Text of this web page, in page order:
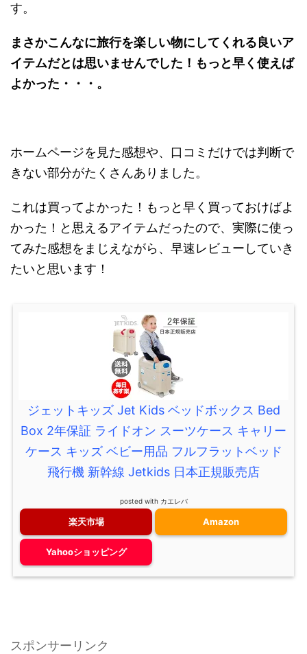
す。
まさかこんなに旅行を楽しい物にしてくれる良いア
イテムだとは思いませんでした！もっと早く使えば
よかった・・・。
ホームページを見た感想や、口コミだけでは判断で
きない部分がたくさんありました。
これは買ってよかった！もっと早く買っておけばよ
かった！と思えるアイテムだったので、実際に使っ
てみた感想をまじえながら、早速レビューしていき
たいと思います！
ジェットキッズ Jet Kids ベッドボックス Bed
Box 2年保証 ライドオン スーツケース キャリー
ケース キッズ ベビー用品 フルフラットベッド
飛行機 新幹線 Jetkids 日本正規販売店
posted with カエレバ
楽天市場 Amazon
Yahooショッピング
スポンサーリンク